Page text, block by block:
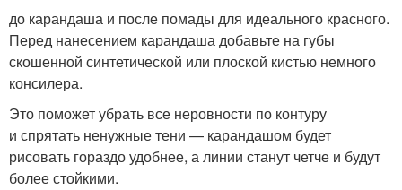
до карандаша и после помады для идеального красного.
Перед нанесением карандаша добавьте на губы
скошенной синтетической или плоской кистью немного
консилера.
Это поможет убрать все неровности по контуру
и спрятать ненужные тени — карандашом будет
рисовать гораздо удобнее, а линии станут четче и будут
более стойкими.